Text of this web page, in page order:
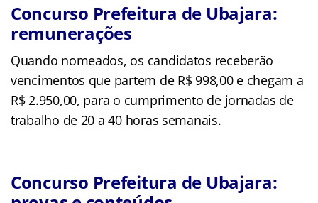
Concurso Prefeitura de Ubajara:
remunerações
Quando nomeados, os candidatos receberão
vencimentos que partem de R$ 998,00 e chegam a
R$ 2.950,00, para o cumprimento de jornadas de
trabalho de 20 a 40 horas semanais.
Concurso Prefeitura de Ubajara: